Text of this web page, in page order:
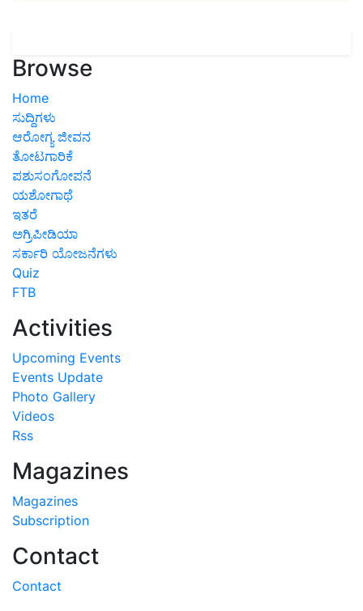
Browse
Home
ಸುದ್ದಿಗಳು
ಆರೋಗ್ಯ ಜೀವನ
ತೋಟಗಾರಿಕೆ
ಪಶುಸಂಗೋಪನೆ
ಯಶೋಗಾಥೆ
ಇತರೆ
ಅಗ್ರಿಪೀಡಿಯಾ
ಸರ್ಕಾರಿ ಯೋಜನೆಗಳು
Quiz
FTB
Activities
Upcoming Events
Events Update
Photo Gallery
Videos
Rss
Magazines
Magazines
Subscription
Contact
Contact